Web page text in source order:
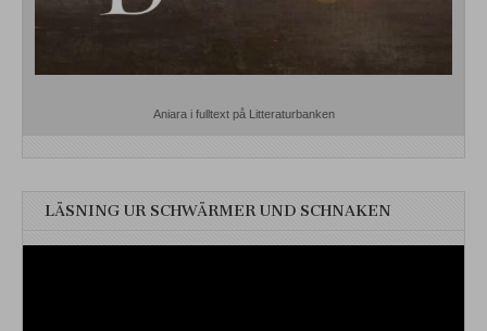
Aniara i fulltext på Litteraturbanken
LÄSNING UR SCHWÄRMER UND SCHNAKEN